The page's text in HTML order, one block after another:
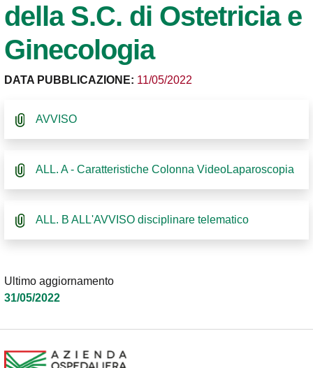
della S.C. di Ostetricia e
Ginecologia
DATA PUBBLICAZIONE: 11/05/2022
AVVISO
ALL. A - Caratteristiche Colonna VideoLaparoscopia
ALL. B ALL'AVVISO disciplinare telematico
Ultimo aggiornamento
31/05/2022